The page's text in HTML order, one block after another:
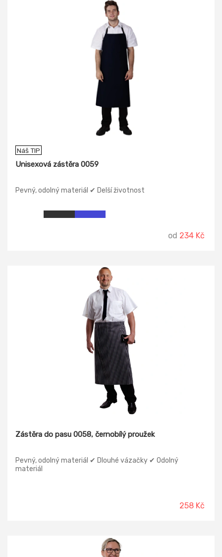
Náš TIP
Unisexová zástěra 0059
Pevný, odolný materiál ✔ Delší životnost
od 234 Kč
Zástěra do pasu 0058, černobílý proužek
Pevný, odolný materiál ✔ Dlouhé vázačky ✔ Odolný
materiál
258 Kč